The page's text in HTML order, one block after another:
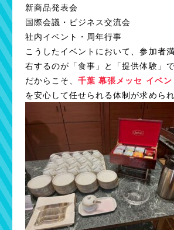
新商品発表会
国際会議・ビジネス交流会
社内イベント・周年行事
こうしたイベントにおいて、参加者
右するのが「食事」と「提供体験」で
だからこそ、千葉 幕張メッセ イベ
を安心して任せられる体制が求められ